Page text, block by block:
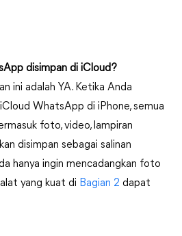
disimpan di iCloud?
ini adalah YA. Ketika Anda
WhatsApp di iPhone, semua
foto, video, lampiran
disimpan sebagai salinan
hanya ingin mencadangkan foto
yang kuat di Bagian 2 dapat